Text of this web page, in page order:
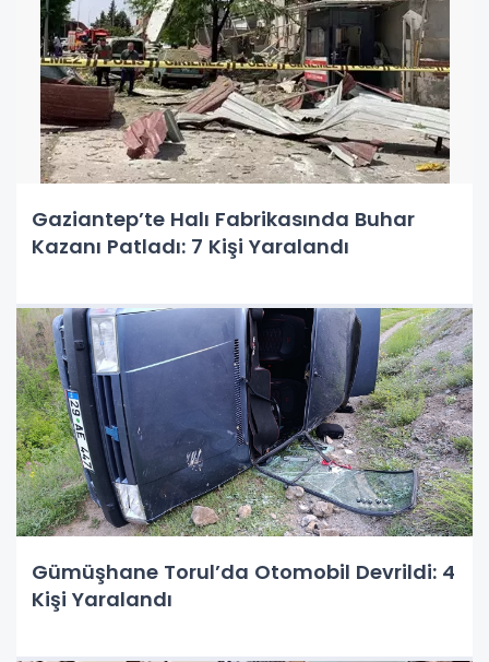
Gaziantep’te Halı Fabrikasında Buhar
Kazanı Patladı: 7 Kişi Yaralandı
Gümüşhane Torul’da Otomobil Devrildi: 4
Kişi Yaralandı